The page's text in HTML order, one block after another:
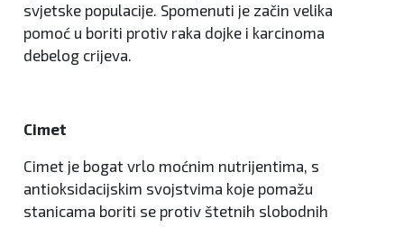
svjetske populacije. Spomenuti je začin velika
pomoć u boriti protiv raka dojke i karcinoma
debelog crijeva.
Cimet
Cimet je bogat vrlo moćnim nutrijentima, s
antioksidacijskim svojstvima koje pomažu
stanicama boriti se protiv štetnih slobodnih